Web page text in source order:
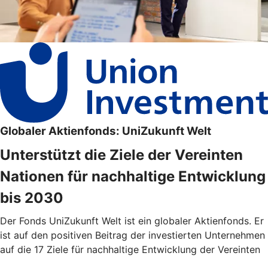
Globaler Aktienfonds: UniZukunft Welt
Unterstützt die Ziele der Vereinten
Nationen für nachhaltige Entwicklung
bis 2030
Der Fonds UniZukunft Welt ist ein globaler Aktienfonds. Er
ist auf den positiven Beitrag der investierten Unternehmen
auf die 17 Ziele für nachhaltige Entwicklung der Vereinten